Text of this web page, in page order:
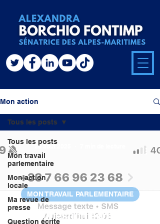
Mon action
Tous les posts
Mon travail
parlementaire
Mon action
locale
Ma revue de
presse
Question écrite
Tous les posts
#76 - Question écrite - Sur
MON TRAVAIL PARLEMENTAIRE
28 août 2025